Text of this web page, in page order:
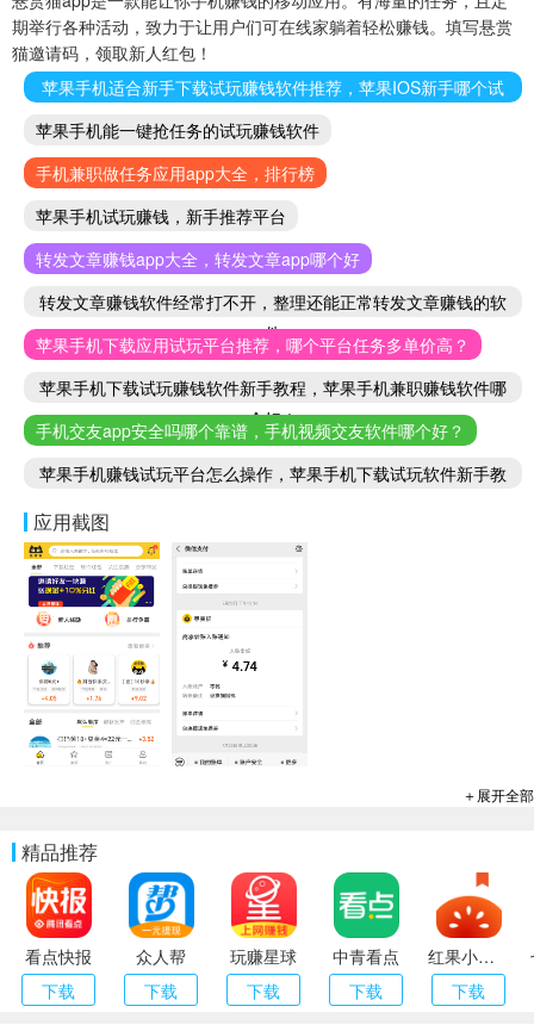
期举行各种活动，致力于让用户们可在线家躺着轻松赚钱。填写悬赏
猫邀请码，领取新人红包！
苹果手机适合新手下载试玩赚钱软件推荐，苹果IOS新手哪个试
玩赚钱软件好
苹果手机能一键抢任务的试玩赚钱软件
手机兼职做任务应用app大全，排行榜
苹果手机试玩赚钱，新手推荐平台
转发文章赚钱app大全，转发文章app哪个好
转发文章赚钱软件经常打不开，整理还能正常转发文章赚钱的软
件
苹果手机下载应用试玩平台推荐，哪个平台任务多单价高？
苹果手机下载试玩赚钱软件新手教程，苹果手机兼职赚钱软件哪
个好！
手机交友app安全吗哪个靠谱，手机视频交友软件哪个好？
苹果手机赚钱试玩平台怎么操作，苹果手机下载试玩软件新手教
应用截图
＋展开全部
精品推荐
看点快报
下载
众人帮
下载
玩赚星球
下载
中青看点
下载
红果小说（番茄小说）
下载